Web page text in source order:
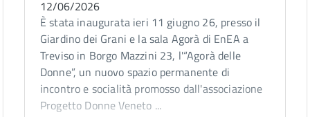
12/06/2026
È stata inaugurata ieri 11 giugno 26, presso il
Giardino dei Grani e la sala Agorà di EnEA a
Treviso in Borgo Mazzini 23, l'“Agorà delle
Donne”, un nuovo spazio permanente di
incontro e socialità promosso dall'associazione
Progetto Donne Veneto ...